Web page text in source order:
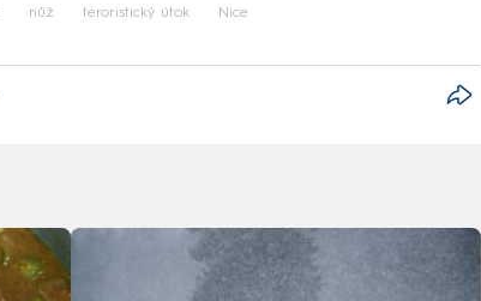
nůž teroristický útok Nice